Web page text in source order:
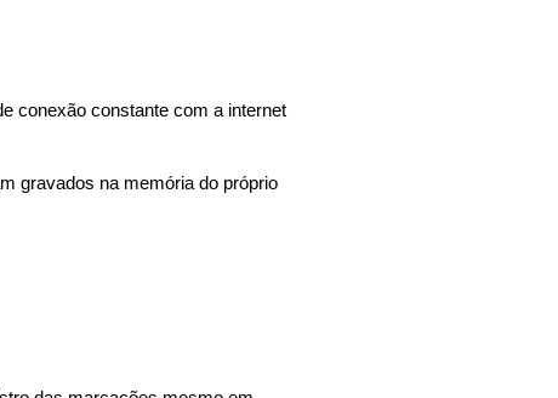
conexão constante com a internet
gravados na memória do próprio